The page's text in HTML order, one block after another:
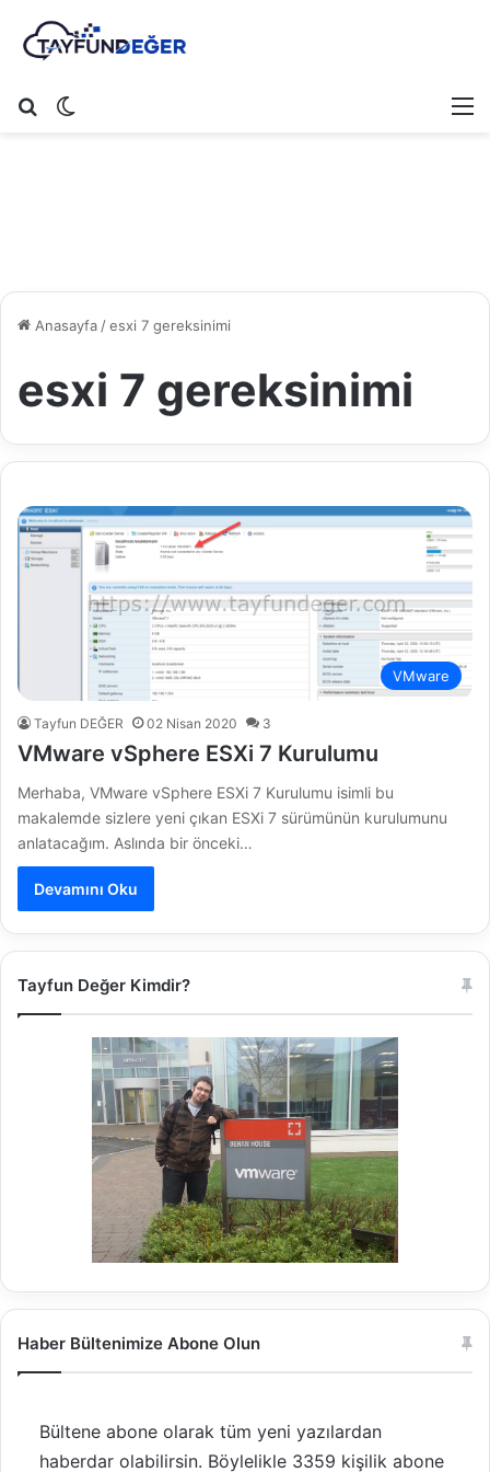
Arama yap ...
Anasayfa/esxi 7 gereksinimi
esxi 7 gereksinimi
VMware
Tayfun DEĞER 02 Nisan 2020 3
VMware vSphere ESXi 7 Kurulumu
Merhaba, VMware vSphere ESXi 7 Kurulumu isimli bu
makalemde sizlere yeni çıkan ESXi 7 sürümünün kurulumunu
anlatacağım. Aslında bir önceki…
Devamını Oku
Tayfun Değer Kimdir?
Haber Bültenimize Abone Olun
Bültene abone olarak tüm yeni yazılardan
haberdar olabilirsin. Böylelikle 3359 kişilik abone